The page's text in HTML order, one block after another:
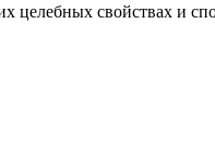
целебных свойствах и